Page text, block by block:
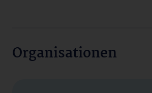
Organisationen